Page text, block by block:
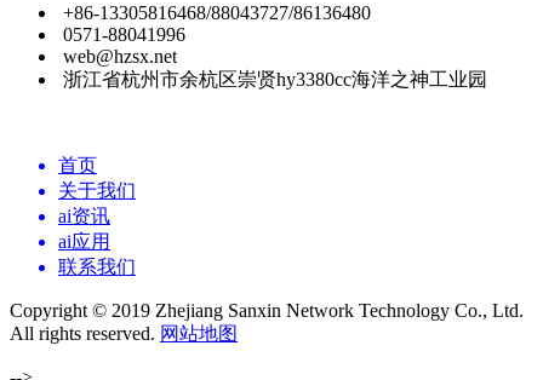
+86-13305816468/88043727/86136480
0571-88041996
web@hzsx.net
浙江省杭州市余杭区崇贤hy3380cc海洋之神工业园
首页
关于我们
ai资讯
ai应用
联系我们
Copyright © 2019 Zhejiang Sanxin Network Technology Co., Ltd.
All rights reserved. 网站地图